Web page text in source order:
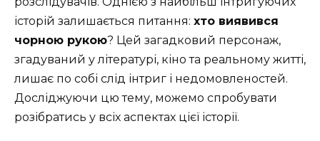
історій залишається питання: хто виявився
чорною рукою? Цей загадковий персонаж,
згадуваний у літературі, кіно та реальному житті,
лишає по собі слід інтриг і недомовленостей.
Досліджуючи цю тему, можемо спробувати
розібратись у всіх аспектах цієї історії.